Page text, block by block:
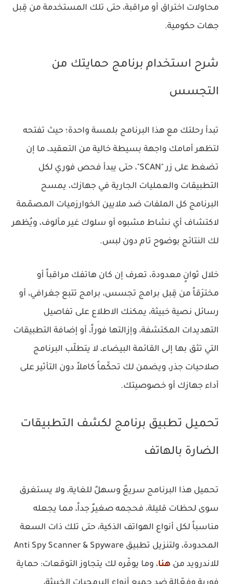
محاولات اختراق أو مراقبة، حتى تلك المستخدمة من قِبل
جهات حكومية.
شرح استخدام برنامج حمايتك من
التجسس
تبدأ رحلتك مع هذا البرنامج بلمسة واحدة؛ حيث تفتحه
لتظهر أمامك واجهة بسيطة خالية من التعقيد، ما إن
تضغط على زر "SCAN"، حتى يبدأ فحص فوري لكل
التطبيقات والعمليات الجارية في جهازك، يمسح
البرنامج كل الملفات ضد ملايين الخوارزميات المصمّمة
لاكتشاف أي نشاط مشبوه أو سلوك غير مألوف، ويُظهر
لك النتائج بوضوح تام دون لبس.
خلال ثوانٍ معدودة، تعرف إن كان هاتفك مراقباً أو
مخترَقاً من قِبل برامج تجسس، برامج تتبع جغرافي، أو
رسائل نصية خبيثة، يمكنك الاطلاع على تفاصيل
التهديدات المكتشفة، وإزالتها فوراً، أو إضافة التطبيقات
التي تثق بها إلى القائمة البيضاء، لا يتطلّب البرنامج
صلاحيات جذر، ويضمن لك تحكّماً كاملاً دون التأثير على
أداء جهازك أو خصوصيتك.
تحميل تطبيق برنامج لكشف التطبيقات
الضارة بالهاتف
تحميل هذا البرنامج سريعٌ وسهلٌ للغاية، ولا يستغرق
سوى لحظات قليلة، فحجمه صغيرٌ جداً، مما يجعله
مناسباً لكل أنواع الهواتف الذكية، حتى تلك ذات السعة
المحدودة، ولتنزيل تطبيق Anti Spy Scanner & Spyware
للاندرويد من هنا، وما يوفّره لك يتجاوز التوقعات: حماية